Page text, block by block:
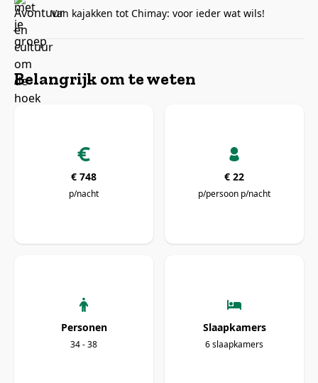
Van kajakken tot Chimay: voor ieder wat wils!
Belangrijk om te weten
€ 748
p/nacht
€ 22
p/persoon p/nacht
Personen
34 - 38
Slaapkamers
6 slaapkamers